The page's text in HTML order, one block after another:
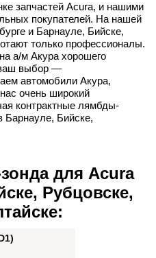
запчастей Acura, и нашими
покупателей. На нашей
и Барнауле, Бийске,
только профессионалы.
а/м Акура хорошего
ваш выбор —
автомобили Акура,
очень широкий
контрактные лямбды-
Барнауле, Бийске,
для Acura
Рубцовске,